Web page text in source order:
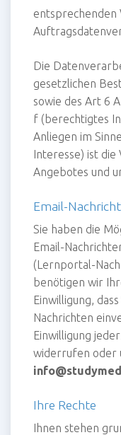
entsprechenden
Die
gesetzlichen
sowie des Art 6
f (berechtigtes
Anliegen im
Interesse) ist die
Angebotes und
Email-
Sie haben die
Email-
(Lernportal-
benötigen wir
Einwilligung,
Nachrichten
Einwilligung
widerrufen oder
Ihre Rechte
Ihnen stehen